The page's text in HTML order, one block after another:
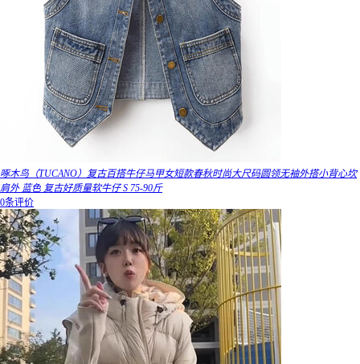
啄木鸟（TUCANO）复古百搭牛仔马甲女短款春秋时尚大尺码圆领无袖外搭小背心坎
肩外 蓝色 复古好质量软牛仔 S 75-90斤
0条评价